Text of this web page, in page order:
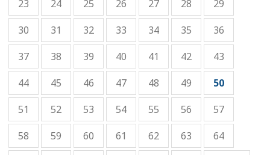
23
24 25 26 27 28
29
30
31 32 33 34 35
36
37
38 39 40 41 42
43
44
45 46 47 48 49
50
51
52 53 54 55 56
57
58
59 60 61 62 63
64